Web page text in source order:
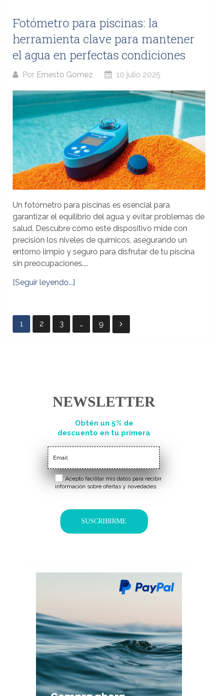
Fotómetro para piscinas: la
herramienta clave para mantener
el agua en perfectas condiciones
Por Ernesto Gómez 10 julio 2025
Un fotómetro para piscinas es esencial para
garantizar el equilibrio del agua y evitar problemas de
salud. Descubre cómo este dispositivo mide con
precisión los niveles de químicos, asegurando un
entorno limpio y seguro para disfrutar de tu piscina
sin preocupaciones....
[Seguir leyendo...]
Paginación
1 2 3 … 9
Obtén un 5% de
descuento en tu primera
NEWSLETTER
SUSCRIBIRME
Acepto facilitar mis datos para recibir
información sobre ofertas y novedades